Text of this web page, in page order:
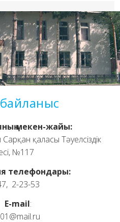
мекен-жайы:
қаласы Тәуелсіздік
№117
телефондары:
2-23-53
E-mail: